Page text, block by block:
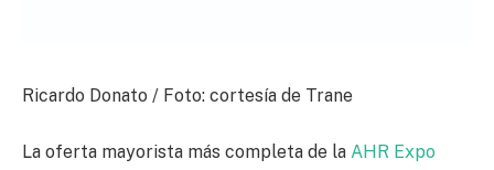
Ricardo Donato / Foto: cortesía de Trane
La oferta mayorista más completa de la AHR Expo